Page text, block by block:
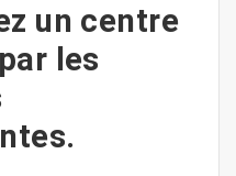
un centre
les